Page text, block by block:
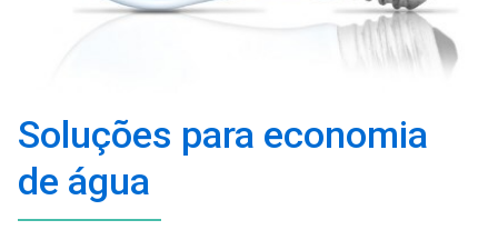
Soluções para economia
de água